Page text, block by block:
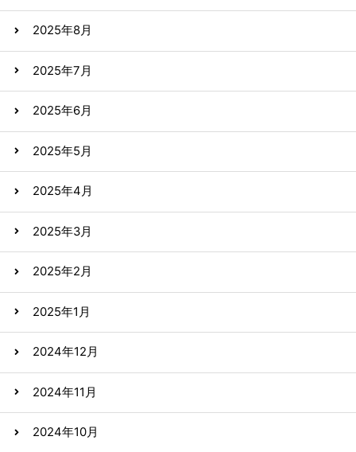
2025年8月
2025年7月
2025年6月
2025年5月
2025年4月
2025年3月
2025年2月
2025年1月
2024年12月
2024年11月
2024年10月